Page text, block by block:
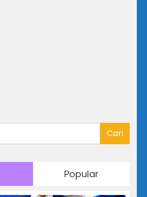
Cari
Popular